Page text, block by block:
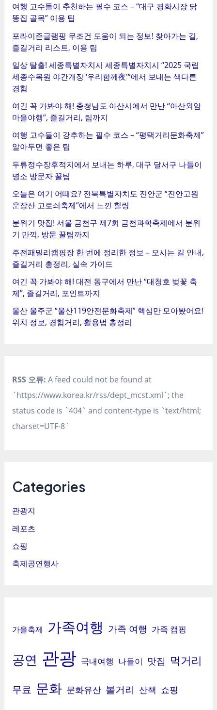
여행 고수들이 추천하는 필수 코스 – “대구 평화시장 닭
똥집 골목” 이용 팁
포라이즌글램핑 무조건 도움이 되는 정보! 찾아가는 길,
즐길거리 리스트, 이용 팁
일상 탈출! 세종특별자치시 세종특별자치시 “2025 국립
세종수목원 야간개장 ‘우리함께夜'”에서 보내는 색다른
경험
여긴 꼭 가봐야 해! 충청남도 아산시에서 만난 “아산외암
마을야행”, 즐길거리, 팁까지
여행 고수들이 강추하는 필수 코스 – “평택거리문화축제”
알아두면 좋은 팁
두류정수장후적지에서 보내는 하루, 대구 달서구 나들이
명소 방문자 꿀팁
오늘은 여기 어때요? 전북특별자치도 진안군 “진안고원
운장산 고로쇠축제”에서 느낀 힐링
분위기 맛집! 서울 금천구 제7회 금천과학축제에서 분위
기 만끽, 방문 꿀팁까지
주전패밀리캠핑장 한 번에 정리한 정보 – 오시는 길 안내,
즐길거리 총정리, 실속 가이드
여긴 꼭 가봐야 해! 대전 동구에서 만난 “대청호 벚꽃 축
제”, 즐길거리, 포인트까지
울산 울주군 “울산119안전문화축제” 핵심만 모아봤어요!
위치 정보, 경험거리, 활용법 총정리
RSS 오류: A feed could not be found at
`https://www.korea.kr/rss/dept_mcst.xml`; the
status code is `404` and content-type is `text/html;
charset=UTF-8`
Categories
관광지
레포츠
쇼핑
축제공연행사
가을축제 가족여행 가족 여행 가족 캠핑
공연 관광 국내여행 나들이 맛집 먹거리
무료 문화 문화유산 볼거리 산책 쇼핑